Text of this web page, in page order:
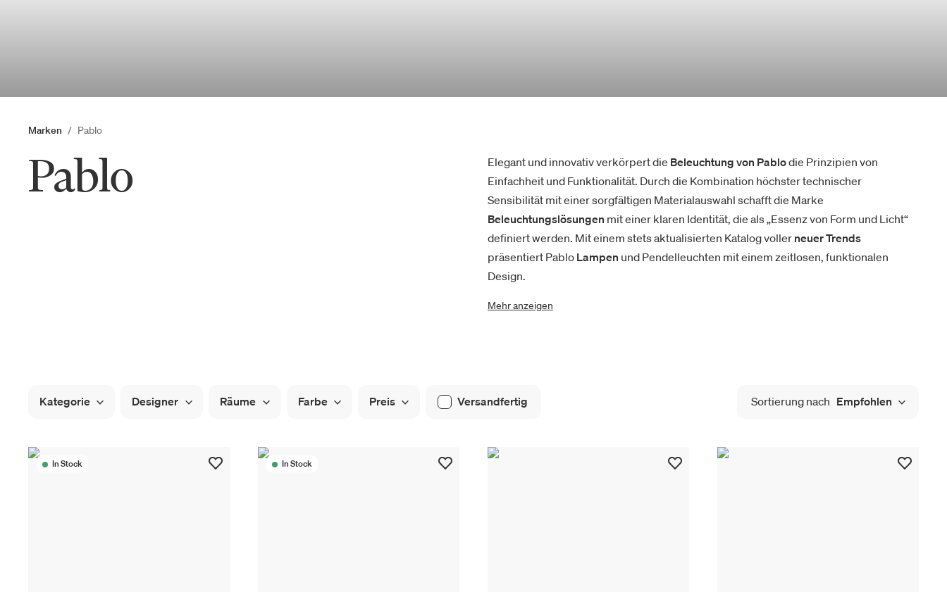
Marken Pablo
Pablo Elegant und innovativ verkörpert die Beleuchtung von Pablodie Prinzipien von
Einfachheit und Funktionalität. Durch die Kombination höchster technischer
Sensibilität mit einer sorgfältigen Materialauswahl schafft die Marke
Beleuchtungslösungen mit einer klaren Identität, die als „Essenz von Form und Licht“
definiert werden. Mit einem stets aktualisierten Katalog voller neuer Trends
präsentiert Pablo Lampen und Pendelleuchten mit einem zeitlosen, funktionalen
Design.
Mehr anzeigen
Kategorie Designer Räume Farbe Preis Versandfertig Sortierung nach Empfohlen
In Stock In Stock